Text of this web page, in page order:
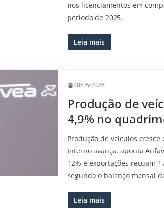
nos licenciamentos em
período de 2025.
Leia mais
08/05/2026
Produção de
4,9% no
Produção de veículos
interno avança, aponta
12% e exportações recuam
segundo o balanço mensal
Leia mais